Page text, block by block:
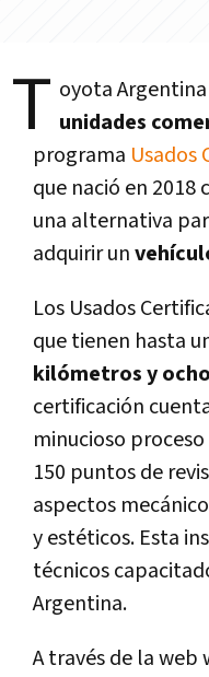
T oyota
unidades
programa Usados
que nació en
una alternativa
adquirir un
Los Usados
que tienen hasta
kilómetros y
certificación
minucioso
150 puntos de
aspectos
y estéticos. Esta
técnicos
Argentina.
A través de la web